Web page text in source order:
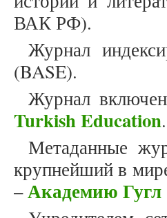
ВАК РФ).
Журнал
(BASE).
Журнал
Turkish Education.
Метаданные
крупнейший в
–Академию Гугл